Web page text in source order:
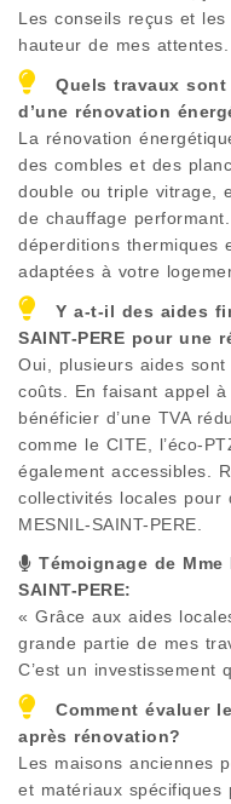
Les conseils reçus et
hauteur de mes
Quels travaux
d’une rénovation
La rénovation
des combles et des
double ou triple vitrage,
de chauffage
déperditions thermiques
adaptées à votre
Y a-t-il des aides
SAINT-PERE pour une
Oui, plusieurs aides
coûts. En faisant appel
bénéficier d’une TVA
comme le CITE, l’éco-
également accessibles.
collectivités locales pour
MESNIL-SAINT-PERE
Témoignage de
SAINT-PERE:
« Grâce aux aides
grande partie de mes
C’est un investissement
Comment évaluer
après rénovation?
Les maisons anciennes
et matériaux spécifiques